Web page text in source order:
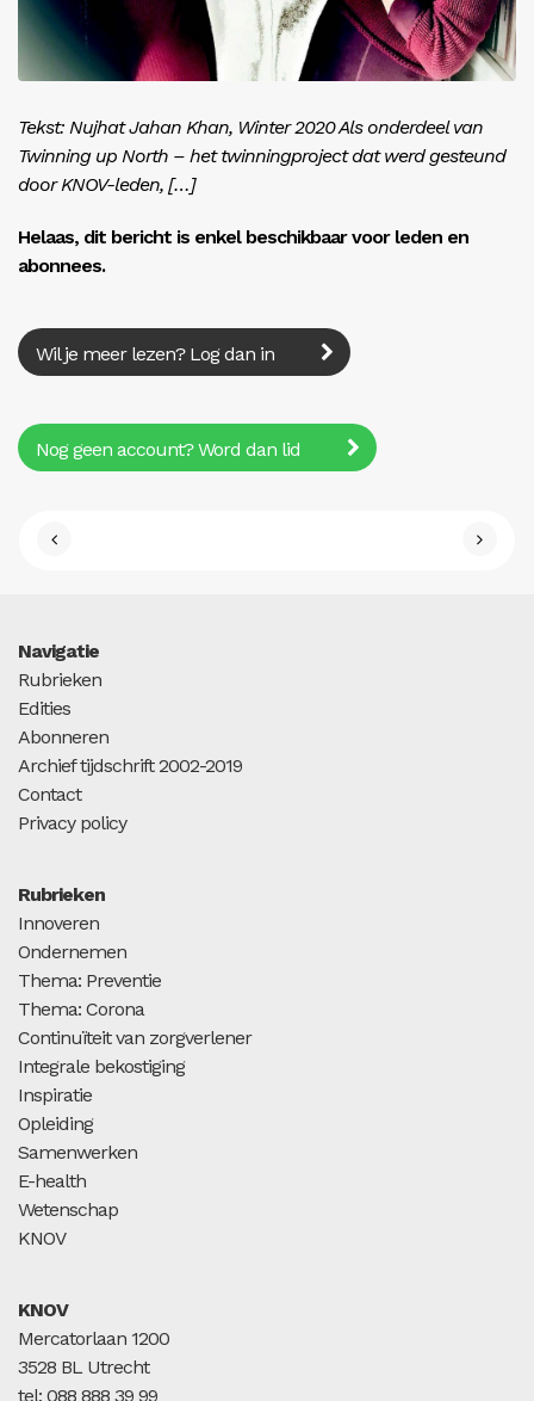
Tekst: Nujhat Jahan Khan, Winter 2020 Als onderdeel van
Twinning up North – het twinningproject dat werd gesteund
door KNOV-leden, […]
Helaas, dit bericht is enkel beschikbaar voor leden en
abonnees.
Wil je meer lezen? Log dan in
Nog geen account? Word dan lid
Navigatie
Rubrieken
Edities
Abonneren
Archief tijdschrift 2002-2019
Contact
Privacy policy
Rubrieken
Innoveren
Ondernemen
Thema: Preventie
Thema: Corona
Continuïteit van zorgverlener
Integrale bekostiging
Inspiratie
Opleiding
Samenwerken
E-health
Wetenschap
KNOV
KNOV
Mercatorlaan 1200
3528 BL Utrecht
tel: 088 888 39 99